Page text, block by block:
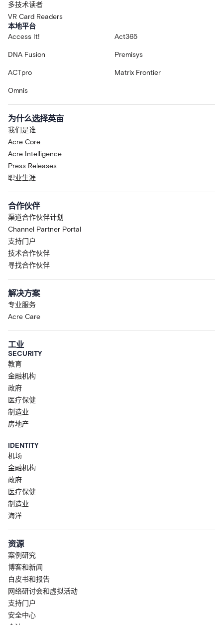
多技术读者
VR Card Readers
本地平台
Access It!
Act365
DNA Fusion Premisys
ACTpro Matrix Frontier
Omnis
为什么选择英亩
我们是谁
Acre Core
Acre Intelligence
Press Releases
职业生涯
合作伙伴
渠道合作伙伴计划
Channel Partner Portal
支持门户
技术合作伙伴
寻找合作伙伴
解决方案
专业服务
Acre Care
工业
SECURITY
教育
金融机构
政府
医疗保健
制造业
房地产
IDENTITY
机场
金融机构
政府
医疗保健
制造业
海洋
资源
案例研究
博客和新闻
白皮书和报告
网络研讨会和虚拟活动
支持门户
安全中心